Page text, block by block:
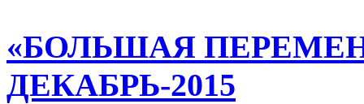
«БОЛЬШАЯ
ДЕКАБРЬ-2015